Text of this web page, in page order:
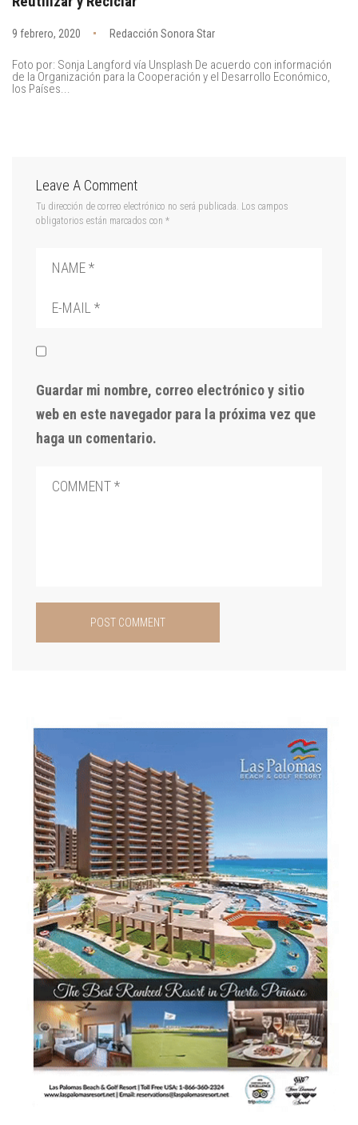
9 febrero, 2020 Redacción Sonora Star
Foto por: Sonja Langford vía Unsplash De acuerdo con información
de la Organización para la Cooperación y el Desarrollo Económico,
los Países...
Leave A Comment
Tu dirección de correo electrónico no será publicada. Los campos
obligatorios están marcados con *
Guardar mi nombre, correo electrónico y sitio
web en este navegador para la próxima vez que
haga un comentario.